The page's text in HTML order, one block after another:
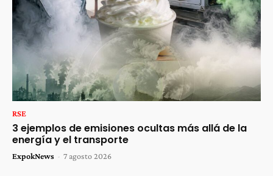
RSE
3 ejemplos de emisiones ocultas más allá de la
energía y el transporte
ExpokNews - 7 agosto 2026